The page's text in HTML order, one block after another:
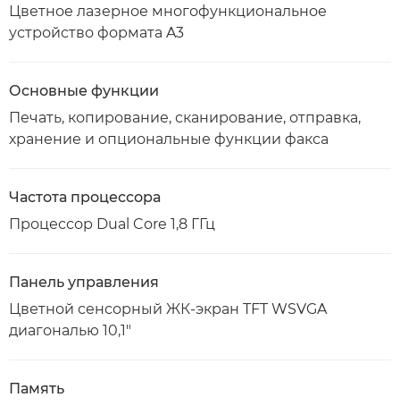
Цветное лазерное многофункциональное
устройство формата A3
Основные функции
Печать, копирование, сканирование, отправка,
хранение и опциональные функции факса
Частота процессора
Процессор Dual Core 1,8 ГГц
Панель управления
Цветной сенсорный ЖК-экран TFT WSVGA
диагональю 10,1"
Память